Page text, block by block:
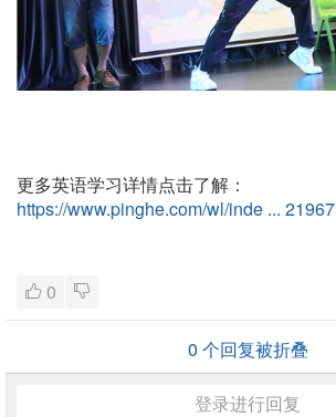
更多英语学习详情点击了解：
https://www.pinghe.com/wl/inde ... 21967
0
0 个回复被折叠
登录进行回复